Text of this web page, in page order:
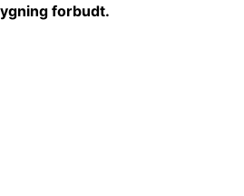
forbudt.